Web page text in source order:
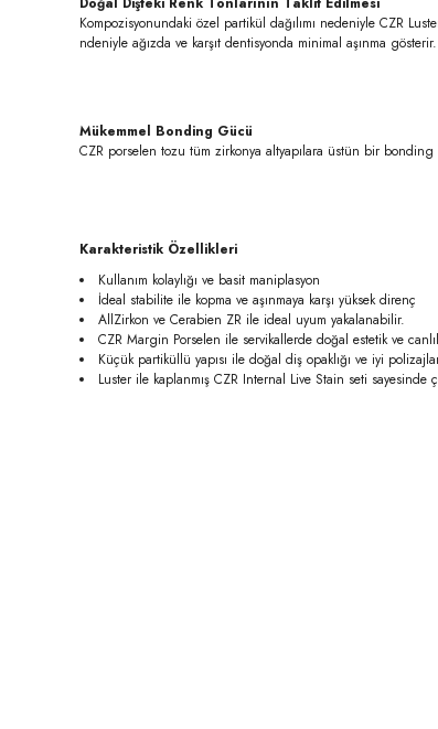
Kompozisyonundaki özel partikül dağılımı nedeniyle CZR
ndeniyle ağızda ve karşıt dentisyonda minimal aşınma gösterir.
Mükemmel Bonding Gücü
CZR porselen tozu tüm zirkonya altyapılara üstün bir
Karakteristik Özellikleri
Kullanım kolaylığı ve basit maniplasyon
İdeal stabilite ile kopma ve aşınmaya karşı yüksek direnç
AllZirkon ve Cerabien ZR ile ideal uyum yakalanabilir.
CZR Margin Porselen ile servikallerde doğal estetik ve
Küçük partiküllü yapısı ile doğal diş opaklığı ve iyi
Luster ile kaplanmış CZR Internal Live Stain seti sayesinde